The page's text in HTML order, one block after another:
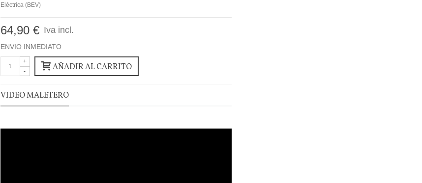
Eléctrica (BEV)
64,90 € Iva incl.
ENVIO INMEDIATO
-
+
AÑADIR AL CARRITO
VIDEO MALETERO